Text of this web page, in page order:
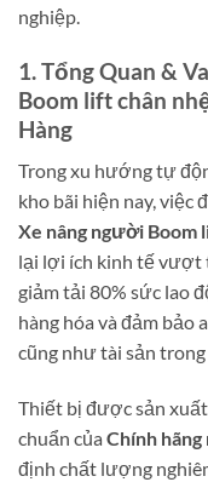
nghiệp.
1. Tổng Quan &
Boom lift chân
Hàng
Trong xu hướng tự
kho bãi hiện nay,
Xe nâng người Boom
lại lợi ích kinh tế vượt
giảm tải 80% sức lao
hàng hóa và đảm bảo
cũng như tài sản
Thiết bị được sản
chuẩn của Chính
định chất lượng